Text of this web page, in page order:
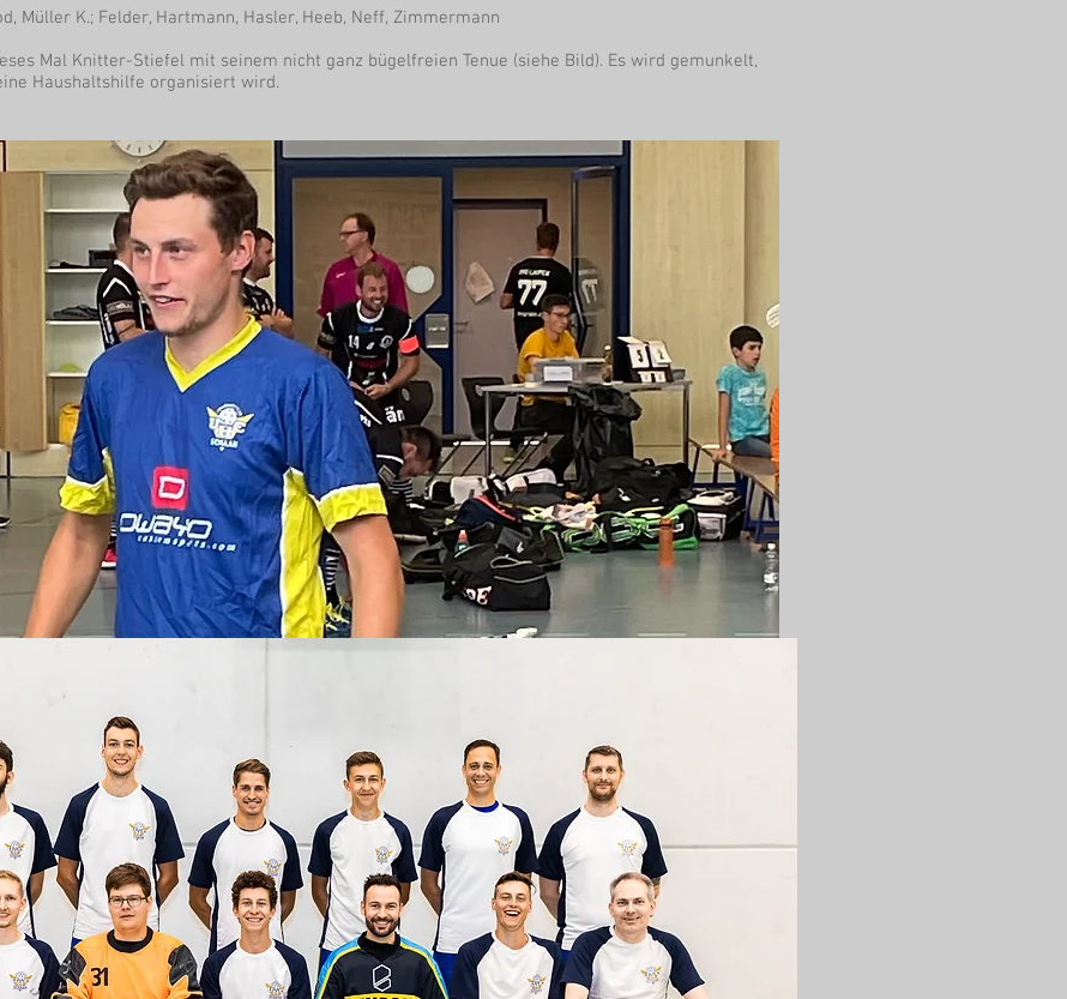
Müller K.; Felder, Hartmann, Hasler, Heeb, Neff, Zimmermann
Mal Knitter-Stiefel mit seinem nicht ganz bügelfreien Tenue (siehe Bild). Es wird gemunkelt,
Haushaltshilfe organisiert wird.